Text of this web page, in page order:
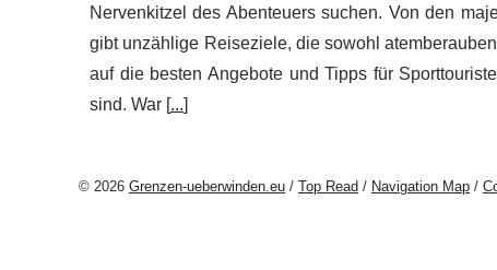
Nervenkitzel des Abenteuers suchen. Von den
gibt unzählige Reiseziele, die sowohl
auf die besten Angebote und Tipps für
sind. War [...]
© 2026 Grenzen-ueberwinden.eu / Top Read / Navigation Map /